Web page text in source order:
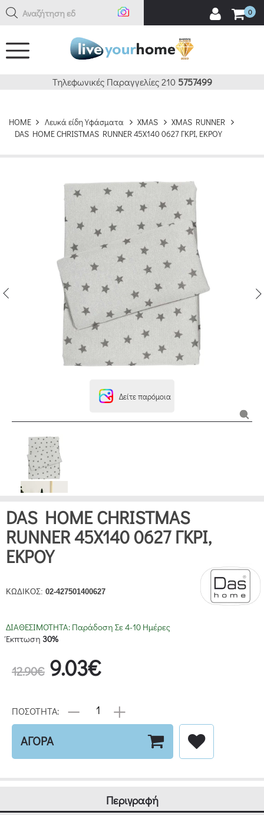
Αναζήτηση εδώ 0
Τηλεφωνικές Παραγγελίες 210 5757499
HOME Λευκά είδη Υφάσματα XMAS
XMAS RUNNER
DAS HOME CHRISTMAS RUNNER 45Χ140 0627 ΓΚΡΙ, ΕΚΡΟΥ
Δείτε παρόμοια
DAS HOME CHRISTMAS
RUNNER 45Χ140 0627 ΓΚΡΙ,
ΕΚΡΟΥ
ΚΩΔΙΚΟΣ: 02-427501400627
ΔΙΑΘΕΣΙΜΟΤΗΤΑ: Παράδοση Σε 4-10 Ημέρες
Έκπτωση 30%
12.90€ 9.03€
ΠΟΣΟΤΗΤΑ:
ΑΓΟΡΑ
Περιγραφή